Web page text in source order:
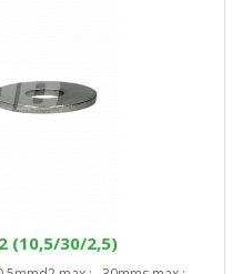
(10,5/30/2,5)